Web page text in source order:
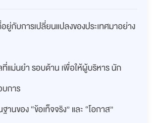
ยู่กับการเปลี่ยนแปลงของประเทศมาอย่าง
แม่นยำ รอบด้าน เพื่อให้ผู้บริหาร นัก
การ
นของ “ข้อเท็จจริง” และ “โอกาส”